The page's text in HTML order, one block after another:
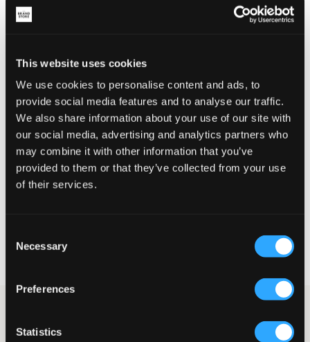
This website uses cookies
We use cookies to personalise content and ads, to
provide social media features and to analyse our traffic.
We also share information about your use of our site with
our social media, advertising and analytics partners who
may combine it with other information that you’ve
provided to them or that they’ve collected from your use
of their services.
Selection
Necessary
Preferences
Statistics
Endast 3
kvar
Upplevd storlek
Liten Perfekt Stor
Fri frakt
Öppet köpi 60 dagar
består av en tunn länkkedja med ett hängande, tredimensionellt
hjärta mitt fram. Det stängs baktill med ett klassiskt